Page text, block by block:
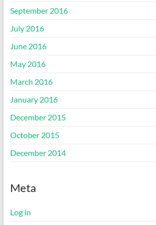
September 2016
July 2016
June 2016
May 2016
March 2016
January 2016
December 2015
October 2015
December 2014
Meta
Log in